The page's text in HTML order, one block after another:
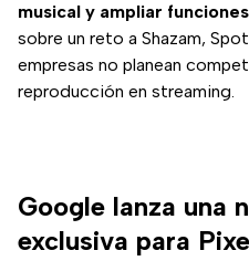
musical y ampliar
sobre un reto a Shazam,
empresas no planean
reproducción en streaming.
Google lanza una
exclusiva para